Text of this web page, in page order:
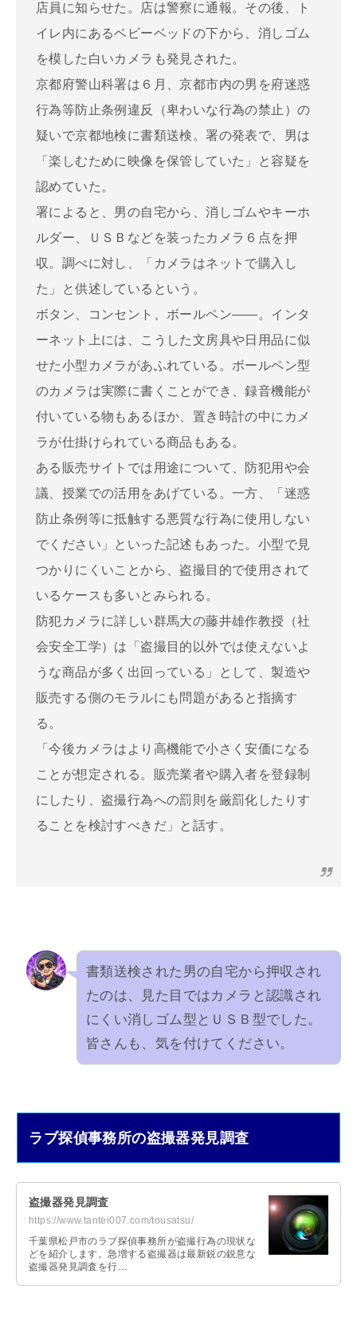
店員に知らせた。店は警察に通報。その後、ト
イレ内にあるベビーベッドの下から、消しゴム
を模した白いカメラも発見された。
京都府警山科署は６月、京都市内の男を府迷惑
行為等防止条例違反（卑わいな行為の禁止）の
疑いで京都地検に書類送検。署の発表で、男は
「楽しむために映像を保管していた」と容疑を
認めていた。
署によると、男の自宅から、消しゴムやキーホ
ルダー、ＵＳＢなどを装ったカメラ６点を押
収。調べに対し、「カメラはネットで購入し
た」と供述しているという。
ボタン、コンセント、ボールペン――。インタ
ーネット上には、こうした文房具や日用品に似
せた小型カメラがあふれている。ボールペン型
のカメラは実際に書くことができ、録音機能が
付いている物もあるほか、置き時計の中にカメ
ラが仕掛けられている商品もある。
ある販売サイトでは用途について、防犯用や会
議、授業での活用をあげている。一方、「迷惑
防止条例等に抵触する悪質な行為に使用しない
でください」といった記述もあった。小型で見
つかりにくいことから、盗撮目的で使用されて
いるケースも多いとみられる。
防犯カメラに詳しい群馬大の藤井雄作教授（社
会安全工学）は「盗撮目的以外では使えないよ
うな商品が多く出回っている」として、製造や
販売する側のモラルにも問題があると指摘す
る。
「今後カメラはより高機能で小さく安価になる
ことが想定される。販売業者や購入者を登録制
にしたり、盗撮行為への罰則を厳罰化したりす
ることを検討すべきだ」と話す。
書類送検された男の自宅から押収され
たのは、見た目ではカメラと認識され
にくい消しゴム型とＵＳＢ型でした。
皆さんも、気を付けてください。
ラブ探偵事務所の盗撮器発見調査
盗撮器発見調査
https://www.tantei007.com/tousatsu/
千葉県松戸市のラブ探偵事務所が盗撮行為の現状な
どを紹介します。急増する盗撮器は最新鋭の鋭意な
盗撮器発見調査を行…